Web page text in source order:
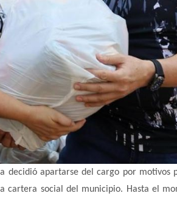
decidió apartarse del cargo por motivos
cartera social del municipio. Hasta el